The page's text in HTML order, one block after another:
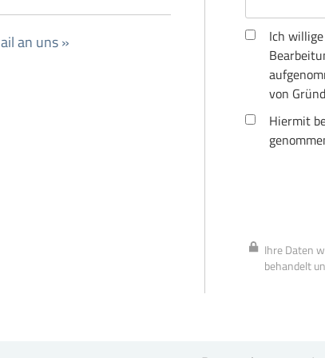
an uns »
Ich
von
Hiermit
Ihre Daten
behandelt